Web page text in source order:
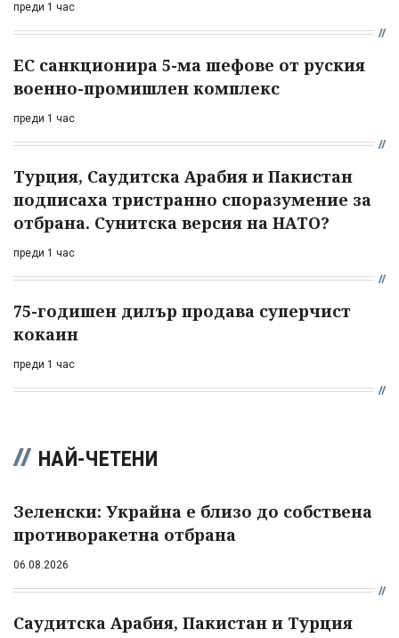
преди 1 час
ЕС санкционира 5-ма шефове от руския
военно-промишлен комплекс
преди 1 час
Турция, Саудитска Арабия и Пакистан
подписаха тристранно споразумение за
отбрана. Сунитска версия на НАТО?
преди 1 час
75-годишен дилър продава суперчист
кокаин
преди 1 час
НАЙ-ЧЕТЕНИ
Зеленски: Украйна е близо до собствена
противоракетна отбрана
06.08.2026
Саудитска Арабия, Пакистан и Турция